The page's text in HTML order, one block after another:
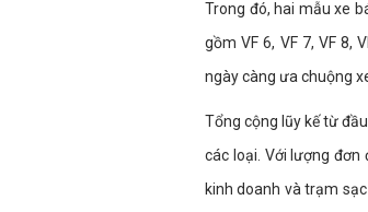
Trong đó, hai mẫu xe
gồm VF 6, VF 7, VF 8,
ngày càng ưa chuộng
Tổng cộng lũy kế từ
các loại. Với lượng
kinh doanh và trạm